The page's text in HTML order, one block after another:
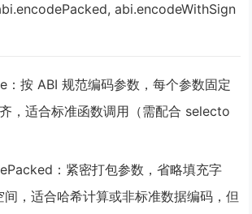
abi.encodeWithSign
：按 ABI 规范编码参数，每个参数固定
，适合标准函数调用（需配合 selecto
：紧密打包参数，省略填充字
间，适合哈希计算或非标准数据编码，但